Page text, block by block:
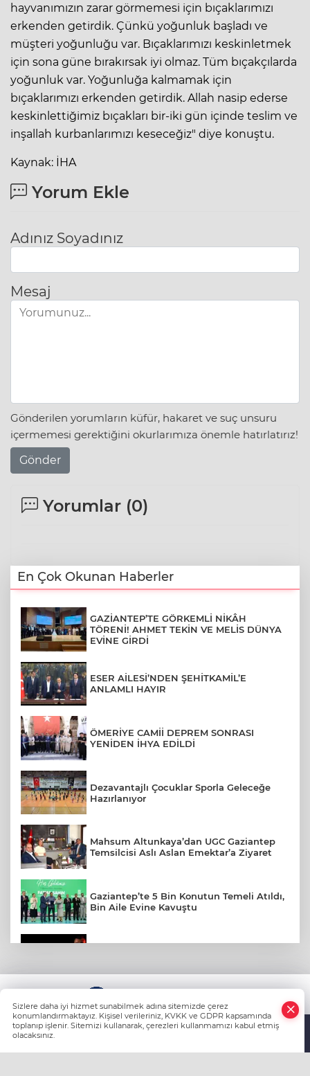
hayvanımızın zarar görmemesi için bıçaklarımızı
erkenden getirdik. Çünkü yoğunluk başladı ve
müşteri yoğunluğu var. Bıçaklarımızı keskinletmek
için sona güne bırakırsak iyi olmaz. Tüm bıçakçılarda
yoğunluk var. Yoğunluğa kalmamak için
bıçaklarımızı erkenden getirdik. Allah nasip ederse
keskinlettiğimiz bıçakları bir-iki gün içinde teslim ve
inşallah kurbanlarımızı keseceğiz" diye konuştu.
Kaynak: İHA
Yorum Ekle
Adınız Soyadınız
Mesaj
Gönderilen yorumların küfür, hakaret ve suç unsuru
içermemesi gerektiğini okurlarımıza önemle hatırlatırız!
Gönder
Yorumlar (0)
En Çok Okunan Haberler
GAZİANTEP’TE GÖRKEMLİ NİKÂH
TÖRENİ! AHMET TEKİN VE MELİS DÜNYA
EVİNE GİRDİ
ESER AİLESİ’NDEN ŞEHİTKAMİL’E
ANLAMLI HAYIR
ÖMERİYE CAMİİ DEPREM SONRASI
YENİDEN İHYA EDİLDİ
Dezavantajlı Çocuklar Sporla Geleceğe
Hazırlanıyor
Mahsum Altunkaya’dan UGC Gaziantep
Temsilcisi Aslı Aslan Emektar’a Ziyaret
Gaziantep’te 5 Bin Konutun Temeli Atıldı,
Bin Aile Evine Kavuştu
Nurdağı Deprem Müzesi İçin Protokol
İmzalandı
Sizlere daha iyi hizmet sunabilmek adına sitemizde çerez
konumlandırmaktayız. Kişisel verileriniz, KVKK ve GDPR kapsamında
toplanıp işlenir. Sitemizi kullanarak, çerezleri kullanmamızı kabul etmiş
olacaksınız.